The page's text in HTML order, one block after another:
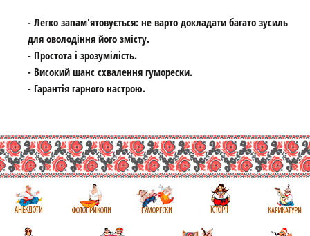
- Легко запам'ятовується: не варто докладати багато зусиль
для оволодіння його змісту.
- Простота і зрозумілість.
- Високий шанс схвалення гуморески.
- Гарантія гарного настрою.